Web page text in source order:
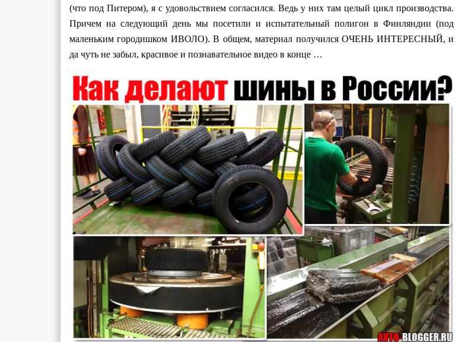
(что под Питером), я с удовольствием согласился. Ведь у них там целый цикл производства.
Причем на следующий день мы посетили и испытательный полигон в Финляндии (под
маленьким городишком ИВОЛО). В общем, материал получился ОЧЕНЬ ИНТЕРЕСНЫЙ, и
да чуть не забыл, красивое и познавательное видео в конце …